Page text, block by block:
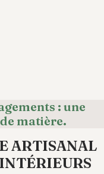
: une
matière.
ARTISANAL